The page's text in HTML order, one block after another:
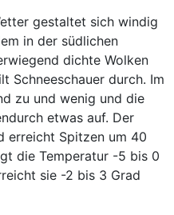
gestaltet sich windig
in der südlichen
dichte Wolken
Schneeschauer durch. Im
zu und wenig und die
etwas auf. Der
erreicht Spitzen um 40
die Temperatur -5 bis 0
sie -2 bis 3 Grad